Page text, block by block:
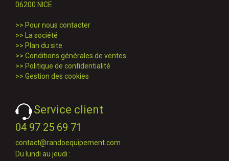
06200 NICE
>> Pour nous contacter
>>
La société
>> Plan du site
>> Conditions générales de ventes
>> Politique de confidentialité
>> Gestion des cookies
Service client
04 97 25 69 71
contact@randoequipement.com
Du lundi au jeudi :